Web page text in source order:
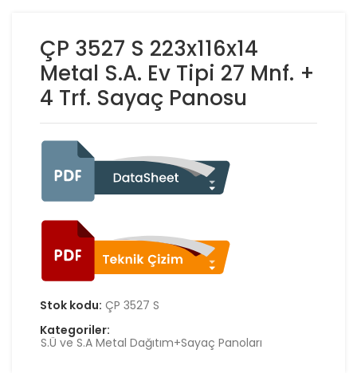
ÇP 3527 S 223x116x14
Metal S.A. Ev Tipi 27 Mnf. +
4 Trf. Sayaç Panosu
Stok kodu: ÇP 3527 S
Kategoriler:
S.Ü ve S.A Metal Dağıtım+Sayaç Panoları